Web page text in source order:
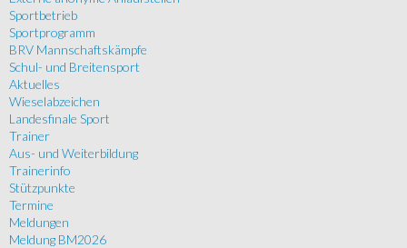
Sportbetrieb
Sportprogramm
BRV Mannschaftskämpfe
Schul- und Breitensport
Aktuelles
Wieselabzeichen
Landesfinale Sport
Trainer
Aus- und Weiterbildung
Trainerinfo
Stützpunkte
Termine
Meldungen
Meldung BM2026